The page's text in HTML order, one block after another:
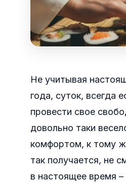
Не учитывая
года, суток, всегда
провести свое
довольно таки
комфортом, к тому
так получается, не
в настоящее время